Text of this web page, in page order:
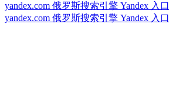
yandex.com 俄罗斯搜索引擎 Yandex 入口
yandex.com 俄罗斯搜索引擎 Yandex 入口